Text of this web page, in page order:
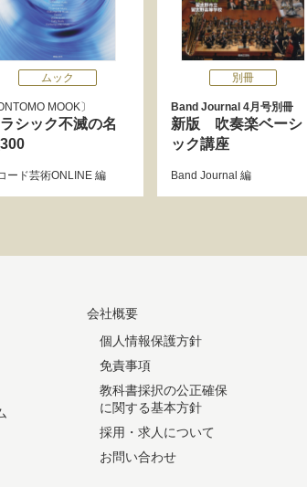
ムック
MOOK
シック不滅の名
ード芸術ONLINE 編
別冊
Band Journal 4月号別冊
新版 吹奏楽ベーシ
ック講座
Band Journal 編
会社概要
個人情報保護方針
免責事項
教科書採択の公正確保
に関する基本方針
採用・求人について
お問い合わせ